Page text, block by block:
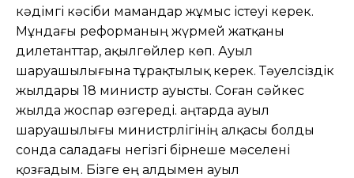
кәдімгі кәсіби мамандар жұмыс істеуі керек.
Мұндағы реформаның жүрмей жатқаны
дилетанттар, ақылгөйлер көп. Ауыл
шаруашылығына тұрақтылық керек. Тәуелсіздік
жылдары 18 министр ауысты. Соған сәйкес
жылда жоспар өзгереді. Қаңтарда ауыл
шаруашылығы министрлігінің алқасы болды
сонда саладағы негізгі бірнеше мәселені
қозғадым. Бізге ең алдымен ауыл